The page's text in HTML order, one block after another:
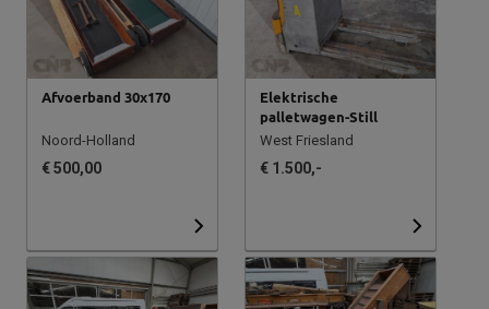
Afvoerband 30x170
Noord-Holland
€ 500,00
Elektrische
palletwagen-Still
West Friesland
€ 1.500,-